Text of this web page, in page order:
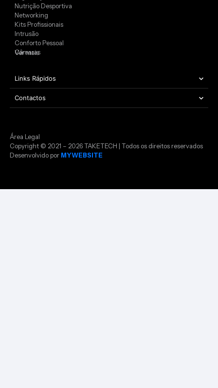
Nutrição Desportiva
Networking
Kits Profissionais
Intrusão
Conforto Pessoal
Câmaras
Ver mais
Links Rápidos
Contactos
Copyright © 2021 – 2026 TAKETECH | Todos os direitos reservados
Desenvolvido por MYWEBSITE
Área Legal